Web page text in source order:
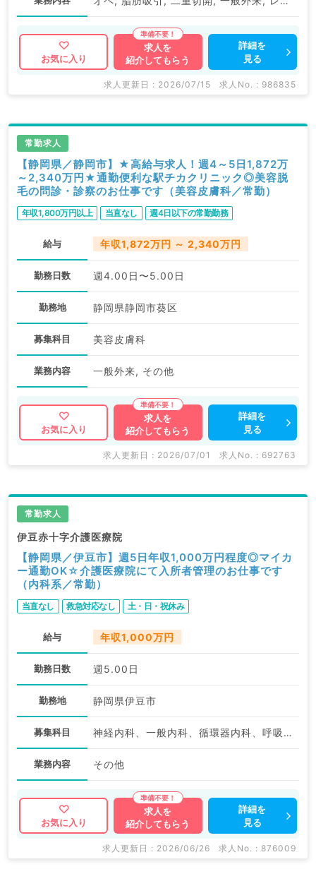
お気に入り
求人を
紹介してもらう
詳細を
見る
求人更新日 : 2026/07/15 求人No. : 986835
常勤求人
【静岡県／静岡市】★高給与求人！週4～5日1,872万
～2,340万円★通勤便利な駅チカクリニック◎美容脱
毛の問診・診察のお仕事です（美容皮膚科／常勤）
年収1,800万円以上 当直なし 週4日以下の常勤勤務
給与 年収1,872万円 ～ 2,340万円
勤務日数 週4.00日〜5.00日
勤務地 静岡県静岡市葵区
募集科目 美容皮膚科
業務内容 一般外来, その他
お気に入り
求人を
紹介してもらう
詳細を
見る
求人更新日 : 2026/07/01 求人No. : 692763
常勤求人
伊豆赤十字介護医療院
【静岡県／伊豆市】週5日年収1,000万円程度◎マイカ
ー通勤OK☆介護医療院にて入所者管理のお仕事です
（内科系／常勤）
当直なし 救急対応なし 土・日・祝休み
給与 年収1,000万円
勤務日数 週5.00日
勤務地 静岡県伊豆市
募集科目 神経内科、一般内科、循環器内科、呼吸器内科、消化器内科、内分泌・代謝内科、腎臓内科、老年内科、血液内科、膠原病科
業務内容 その他
お気に入り
求人を
紹介してもらう
詳細を
見る
求人更新日 : 2026/06/26 求人No. : 876009